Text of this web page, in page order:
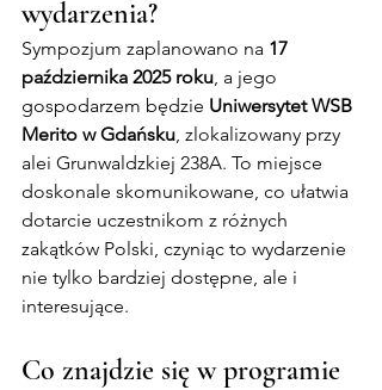
wydarzenia?
Sympozjum zaplanowano na 17
października 2025 roku, a jego
gospodarzem będzie Uniwersytet WSB
Merito w Gdańsku, zlokalizowany przy
alei Grunwaldzkiej 238A. To miejsce
doskonale skomunikowane, co ułatwia
dotarcie uczestnikom z różnych
zakątków Polski, czyniąc to wydarzenie
nie tylko bardziej dostępne, ale i
interesujące.
Co znajdzie się w programie